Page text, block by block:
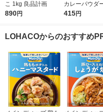
こ 1kg 良品計画
890円
カレーパウダ
ワカレー味 1個
415円
LOHACOからのおすすめ